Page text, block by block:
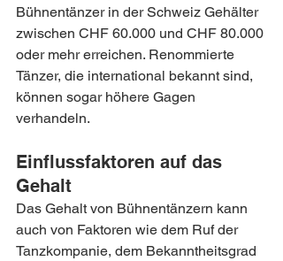
Bühnentänzer in der Schweiz Gehälter
zwischen CHF 60.000 und CHF 80.000
oder mehr erreichen. Renommierte
Tänzer, die international bekannt sind,
können sogar höhere Gagen
verhandeln.
Einflussfaktoren auf das
Gehalt
Das Gehalt von Bühnentänzern kann
auch von Faktoren wie dem Ruf der
Tanzkompanie, dem Bekanntheitsgrad